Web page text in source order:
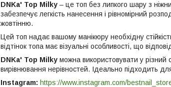
DNKa' Top Milky – це топ без липкого шару з
забезпечує легкість нанесення і рівномірний
жовтінню.
Цей топ надає вашому манікюру необхідну
відтінок топа має візуальні особливості, що
DNKa' Top Milky можна використовувати у
вирівнювання нерівностей. Ідеально підходить
Instagram: https://www.instagram.com/